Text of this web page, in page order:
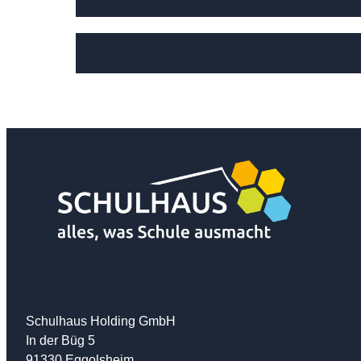
Schulhaus Holding GmbH
In der Büg 5